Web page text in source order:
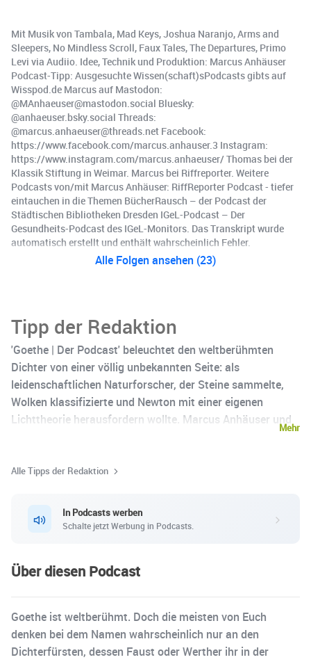
Mit Musik von Tambala, Mad Keys, Joshua Naranjo, Arms and
Sleepers, No Mindless Scroll, Faux Tales, The Departures, Primo
Levi via Audiio. Idee, Technik und Produktion: Marcus Anhäuser
Podcast-Tipp: Ausgesuchte Wissen(schaft)sPodcasts gibts auf
Wisspod.de Marcus auf Mastodon:
@MAnhaeuser@mastodon.social Bluesky:
@anhaeuser.bsky.social Threads:
@marcus.anhaeuser@threads.net Facebook:
https://www.facebook.com/marcus.anhauser.3 Instagram:
https://www.instagram.com/marcus.anhaeuser/ Thomas bei der
Klassik Stiftung in Weimar. Marcus bei Riffreporter. Weitere
Podcasts von/mit Marcus Anhäuser: RiffReporter Podcast - tiefer
eintauchen in die Themen BücherRausch – der Podcast der
Städtischen Bibliotheken Dresden IGeL-Podcast – Der
Gesundheits-Podcast des IGeL-Monitors. Das Transkript wurde
automatisch erstellt und enthält wahrscheinlich Fehler.
Alle Folgen ansehen (23)
Tipp der Redaktion
'Goethe | Der Podcast' beleuchtet den weltberühmten
Dichter von einer völlig unbekannten Seite: als
leidenschaftlichen Naturforscher, der Steine sammelte,
Wolken klassifizierte und Newton mit einer eigenen
Lichttheorie herausfordern wollte. Marcus Anhäuser und
Naturwissenschaften gerade erst entstanden — mit
Bernstein und Sternwarten in Schillers Garten. Wer
glaubt, Goethe zu kennen, wird angenehm überrascht.
Mehr
Alle Tipps der Redaktion
In Podcasts werben
Schalte jetzt Werbung in Podcasts.
Über diesen Podcast
Goethe ist weltberühmt. Doch die meisten von Euch
denken bei dem Namen wahrscheinlich nur an den
Dichterfürsten, dessen Faust oder Werther ihr in der